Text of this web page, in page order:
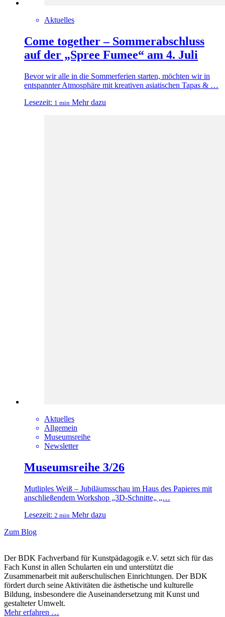
Aktuelles
Come together – Sommerabschluss
auf der „Spree Fumee“ am 4. Juli
Bevor wir alle in die Sommerferien starten, möchten wir in
entspannter Atmosphäre mit kreativen asiatischen Tapas & …
Lesezeit: 1 min Mehr dazu
Aktuelles
Allgemein
Museumsreihe
Newsletter
Museumsreihe 3/26
Mutliples Weiß – Jubiläumsschau im Haus des Papieres mit
anschließendem Workshop „3D-Schnitte„ „…
Lesezeit: 2 min Mehr dazu
Zum Blog
Der BDK Fachverband für Kunstpädagogik e.V. setzt sich für das
Fach Kunst in allen Schularten ein und unterstützt die
Zusammenarbeit mit außerschulischen Einrichtungen. Der BDK
fördert durch seine Aktivitäten die ästhetische und kulturelle
Bildung, insbesondere die Auseinandersetzung mit Kunst und
gestalteter Umwelt.
Mehr erfahren …